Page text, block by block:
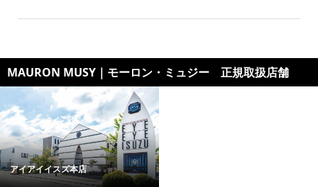
MAURON MUSY｜モーロン・ミュジー 正規取扱店舗
アイアイイスズ本店